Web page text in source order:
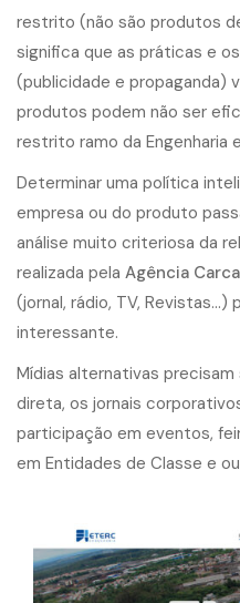
restrito (não são produtos
significa que as práticas e
(publicidade e propaganda)
produtos podem não ser
restrito ramo da Engenharia
Determinar uma política
empresa ou do produto
análise muito criteriosa da
realizada pela Agência
(jornal, rádio, TV, Revistas…)
interessante.
Mídias alternativas precisam
direta, os jornais
participação em eventos,
em Entidades de Classe e